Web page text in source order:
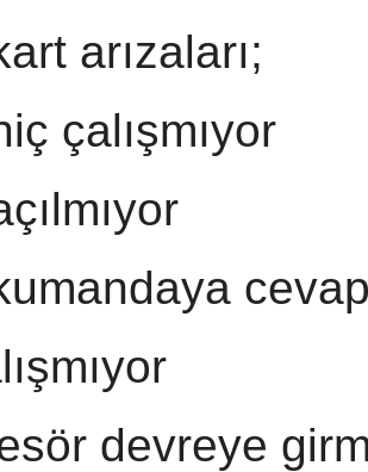
arızaları;
çalışmıyor
devreye